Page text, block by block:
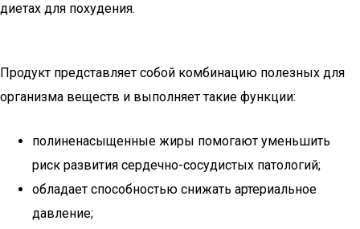
диетах для похудения.
Продукт представляет собой комбинацию полезных для
организма веществ и выполняет такие функции:
полиненасыщенные жиры помогают уменьшить
риск развития сердечно-сосудистых патологий;
обладает способностью снижать артериальное
давление;